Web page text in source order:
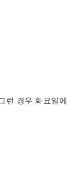
런 경우 화요일에